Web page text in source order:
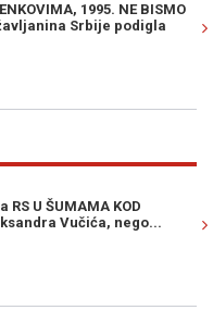
1995. NE BISMO
Srbije podigla
RS U ŠUMAMA KOD
Vučića, nego...